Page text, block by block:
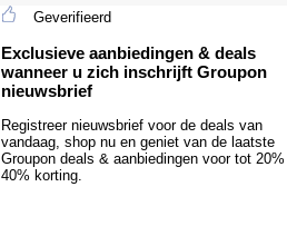
Geverifieerd
Exclusieve aanbiedingen & deals
wanneer u zich inschrijft Groupon
nieuwsbrief
Registreer nieuwsbrief voor de deals van
vandaag, shop nu en geniet van de laatste
Groupon deals & aanbiedingen voor tot
40% korting.